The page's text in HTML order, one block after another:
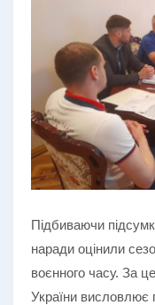
Підбиваючи
наради оцінили
воєнного часу. За
України висловлює